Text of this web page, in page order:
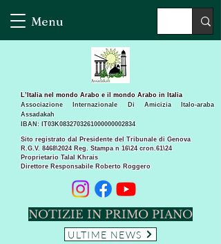
Menu
Sito registrato dal Presidente del Tribunale di Genova
R.G.V. 8468\2024 Reg. Stampa n 16\24 cron.61\24 ​
Proprietario Talal Khrais
Direttore Responsabile Roberto Roggero
L’Italia nel mondo Arabo e il mondo Arabo in Italia
Associazione Internazionale Di Amicizia Italo-araba
Assadakah
IBAN: IT03K0832703261000000002834
NOTIZIE IN PRIMO PIANO
ULTIME NEWS